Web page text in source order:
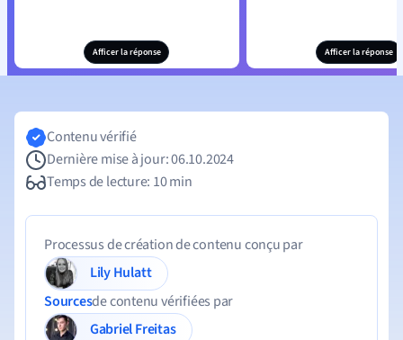
Afficer la réponse Afficer la réponse
Contenu vérifié
Dernière mise à jour: 06.10.2024
Temps de lecture: 10 min
Processus de création de contenu conçu par
Lily Hulatt
Sourcesde contenu vérifiées par
Gabriel Freitas